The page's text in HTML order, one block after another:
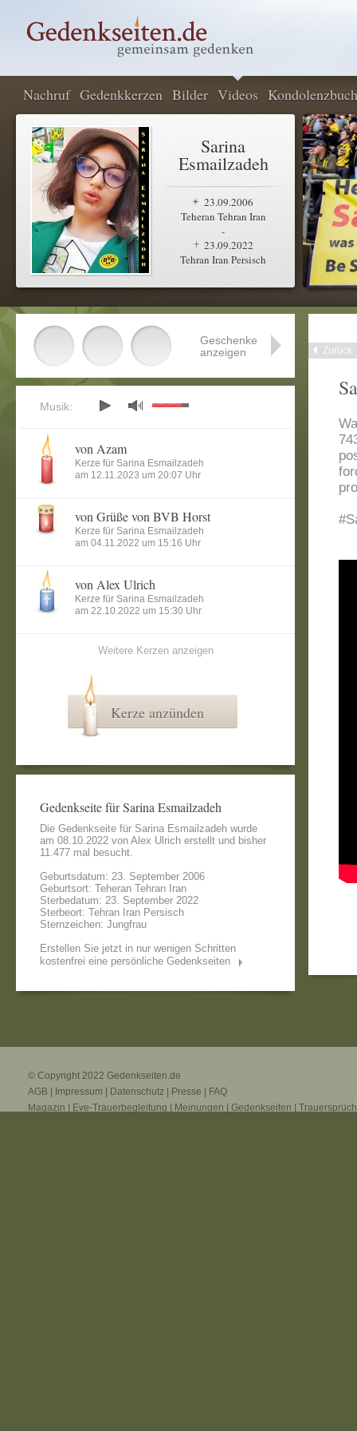
Nachruf Gedenkkerzen Bilder Videos Kondolenzbuch
Sarina
Esmailzadeh
23.09.2006
Teheran Tehran Iran
-
23.09.2022
Tehran Iran Persisch
Zurück
Geschenke
anzeigen
Musik:
von Azam
Kerze für Sarina Esmailzadeh
am 12.11.2023 um 20:07 Uhr
von Grüße von BVB Horst
Kerze für Sarina Esmailzadeh
am 04.11.2022 um 15:16 Uhr
von Alex Ulrich
Kerze für Sarina Esmailzadeh
am 22.10.2022 um 15:30 Uhr
Weitere Kerzen anzeigen
Kerze anzünden
Gedenkseite für Sarina Esmailzadeh
Die Gedenkseite für Sarina Esmailzadeh wurde
am 08.10.2022 von Alex Ulrich erstellt und bisher
11.477 mal besucht.
Geburtsdatum: 23. September 2006
Geburtsort: Teheran Tehran Iran
Sterbedatum: 23. September 2022
Sterbeort: Tehran Iran Persisch
Sternzeichen: Jungfrau
Erstellen Sie jetzt in nur wenigen Schritten
kostenfrei eine persönliche Gedenkseiten
© Copyright 2022 Gedenkseiten.de
AGB
Impressum Datenschutz Presse
FAQ
Magazin
Eve-Trauerbegleitung Meinungen Gedenkseiten